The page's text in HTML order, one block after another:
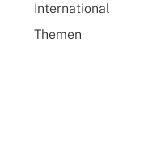
International
Themen